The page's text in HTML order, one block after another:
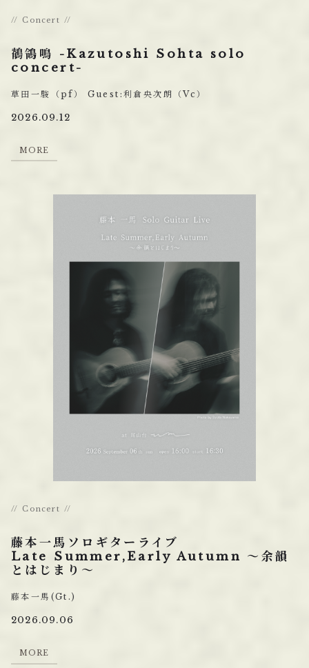
Concert
鶺鴒鳴 -Kazutoshi Sohta solo
concert-
草⽥⼀駿（pf） Guest:利倉央次朗（Vc）
2026.09.12
MO RE
MORE
Concert
藤本一馬ソロギターライブ
Late Summer,Early Autumn 〜余韻
とはじまり〜
藤本一馬(Gt.)
2026.09.06
MORE
MORE